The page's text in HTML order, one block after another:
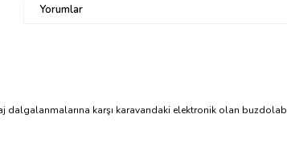
Yorumlar
karşı karavandaki elektronik olan buzdolabı